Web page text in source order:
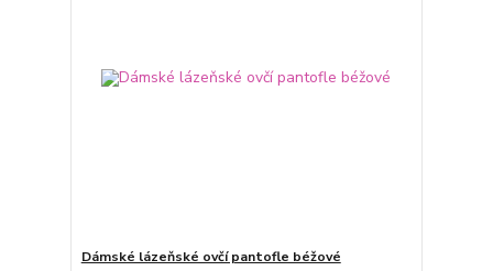
Dámské lázeňské ovčí pantofle béžové